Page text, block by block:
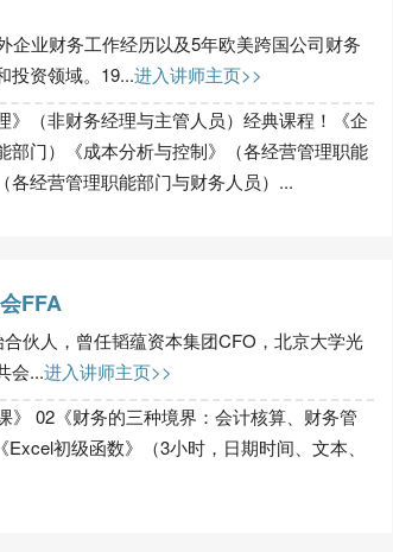
企业财务工作经历以及5年欧美跨国公司财务
投资领域。19...进入讲师主页>>
》（非财务经理与主管人员）经典课程！《企
部门）《成本分析与控制》（各经营管理职能
各经营管理职能部门与财务人员）...
FFA
伙人，曾任韬蕴资本集团CFO，北京大学光
会...进入讲师主页>>
》 02《财务的三种境界：会计核算、财务管
初级函数》（3小时，日期时间、文本、